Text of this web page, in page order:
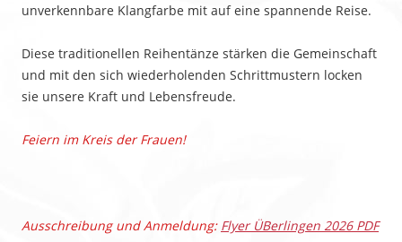
unverkennbare Klangfarbe mit auf eine spannende Reise.
Diese traditionellen Reihentänze stärken die Gemeinschaft
und mit den sich wiederholenden Schrittmustern locken
sie unsere Kraft und Lebensfreude.
Feiern im Kreis der Frauen!
Ausschreibung und Anmeldung: Flyer ÜBerlingen 2026 PDF